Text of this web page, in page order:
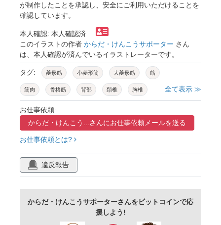
が制作したことを承認し、安全にご利用いただけることを
確認しています。
本人確認: 本人確認済
このイラストの作者 からだ・けんこうサポーター さん
は、本人確認が済んでいるイラストレーターです。
タグ: 菱形筋 小菱形筋 大菱形筋 筋
筋肉 骨格筋 背部 頚椎 胸椎
肩甲骨
全て表示 ≫
お仕事依頼:
からだ・けんこう...さんにお仕事依頼メールを送る
お仕事依頼とは?
違反報告
からだ・けんこうサポーターさんをビットコインで応
援しよう!